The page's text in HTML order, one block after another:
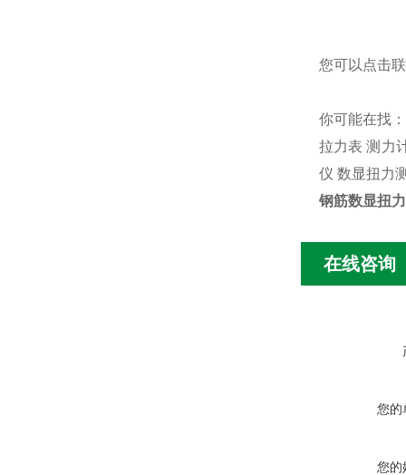
您可以点击
你可能在找：
拉力表 测力
仪 数显扭力
钢筋数显扭
在线咨询
您的
您的